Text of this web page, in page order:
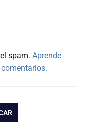
spam. Aprende